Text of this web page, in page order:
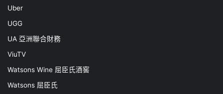
Uber
UGG
UA 亞洲聯合財務
ViuTV
Watsons Wine 屈臣氏酒窖
Watsons 屈臣氏